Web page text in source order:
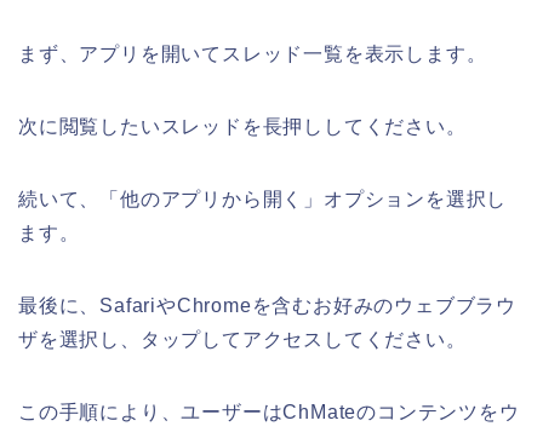
まず、アプリを開いてスレッド一覧を表示します。
次に閲覧したいスレッドを長押ししてください。
続いて、「他のアプリから開く」オプションを選択し
ます。
最後に、SafariやChromeを含むお好みのウェブブラウ
ザを選択し、タップしてアクセスしてください。
この手順により、ユーザーはChMateのコンテンツをウ